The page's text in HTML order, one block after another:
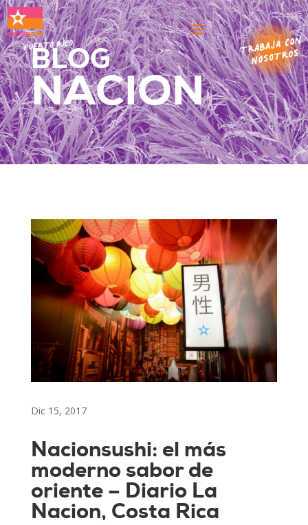
BLOG
NACION
Dic 15, 2017
Nacionsushi: el más
moderno sabor de
oriente – Diario La
Nacion, Costa Rica